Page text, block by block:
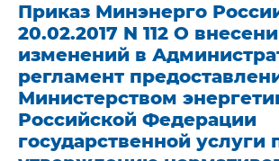
Приказ Минэнерго
20.02.2017 N 112 О
изменений в
регламент
Министерством
Российской Федерации
государственной услуги